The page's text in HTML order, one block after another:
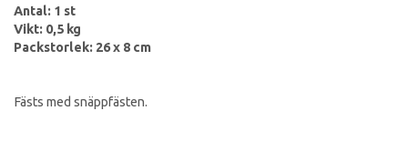
Antal: 1 st
Vikt: 0,5 kg
Packstorlek: 26 x 8 cm
Fästs med snäppfästen.